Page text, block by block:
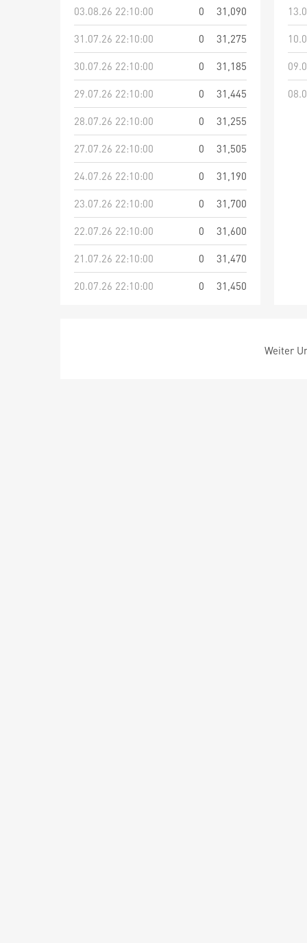
03.08.26 22:10:00
0
31,090
31.07.26 22:10:00
0
31,275
30.07.26 22:10:00
0
31,185
29.07.26 22:10:00
0
31,445
28.07.26 22:10:00
0
31,255
27.07.26 22:10:00
0
31,505
24.07.26 22:10:00
0
31,190
23.07.26 22:10:00
0
31,700
22.07.26 22:10:00
0
31,600
21.07.26 22:10:00
0
31,470
20.07.26 22:10:00
0 31,450
Weiter